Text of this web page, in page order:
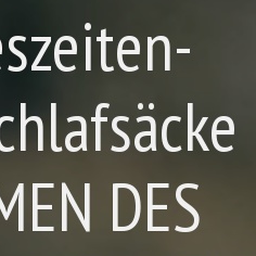
DES